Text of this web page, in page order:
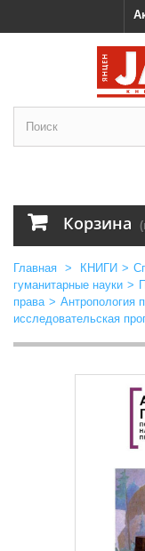
Корзина
Главная > КНИГИ >
гуманитарные науки >
права > Антропология
исследовательская